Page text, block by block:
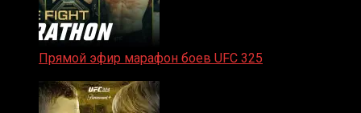
Прямой эфир марафон боев UFC 325